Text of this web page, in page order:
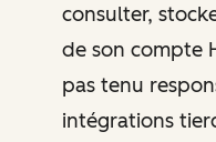
consulter,
de son compte
pas tenu
intégrations